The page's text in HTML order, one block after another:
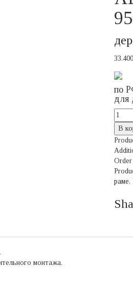
33.400
по
для
В
раме,
монтажа.